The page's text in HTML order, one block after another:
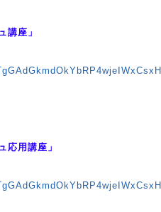
座」
用講座」